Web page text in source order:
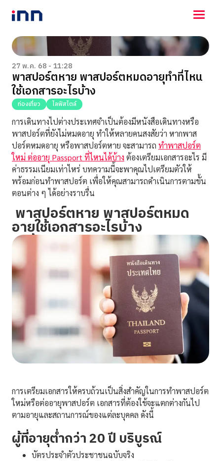
NEWS
ENTERTAINMENT
LIFESTYLE
HOROSCOPE
LOTTERY
VIDEO
ร่วมด้วยช่วยกัน
27 พ.ค. 68 - 11:28
พาสปอร์ตหาย พาสปอร์ตหมดอายุทำที่ไหน
ใช้เอกสารอะไรบ้าง
ท่องเที่ยว ไลฟ์สไตล์
การเดินทางไปต่างประเทศจำเป็นต้องมีหนังสือเดินทางหรือ
พาสปอร์ตที่ยังไม่หมดอายุ ทำให้หลายคนสงสัยว่า หากพาส
ปอร์ตหมดอายุ หรือพาสปอร์ตหาย จะสามารถ ทำพาสปอร์ต
ใหม่ ต่ออายุ Passport ที่ไหนได้บ้าง ต้องเตรียมเอกสารอะไร มี
ค่าธรรมเนียมเท่าไหร่ บทความนี้จะพาคุณไปเตรียมตัวให้
พร้อมก่อนทำพาสปอร์ต เพื่อให้คุณสามารถดำเนินการตามขั้น
ตอนต่าง ๆ ได้อย่างราบรื่น
พาสปอร์ตหาย พาสปอร์ตหมด
อายุใช้เอกสารอะไรบ้าง
การเตรียมเอกสารให้ครบถ้วนเป็นสิ่งสำคัญในการทำพาสปอร์ต
ใหม่หรือต่ออายุพาสปอร์ต เอกสารที่ต้องใช้จะแตกต่างกันไป
ตามอายุและสถานการณ์ของแต่ละบุคคล ดังนี้
ผู้ที่อายุต่ำกว่า 20 ปี บริบูรณ์
บัตรประจำตัวประชาชนฉบับจริง